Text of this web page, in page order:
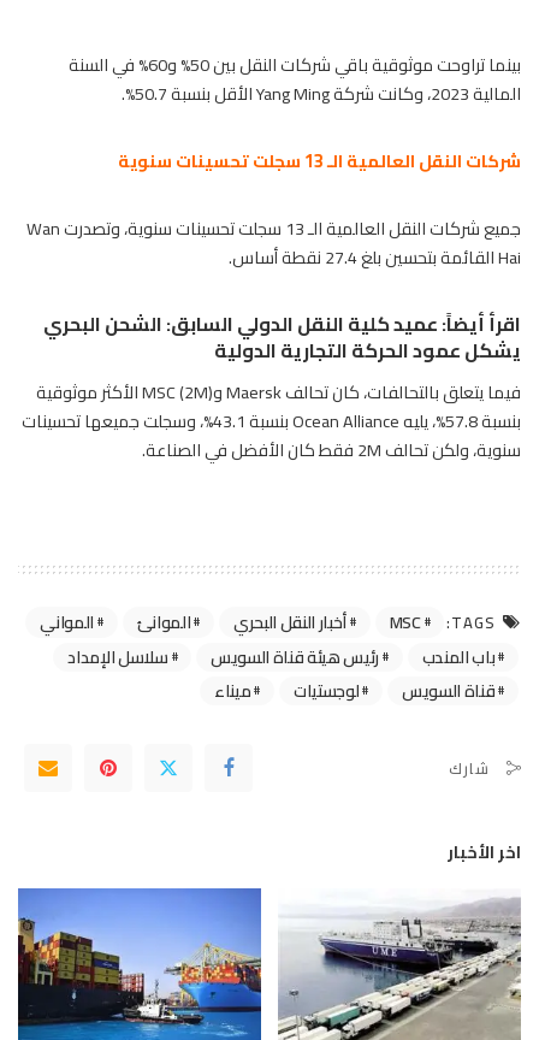
بينما تراوحت موثوقية باقي شركات النقل بين 50% و60% في السنة
المالية 2023، وكانت شركة Yang Ming الأقل بنسبة 50.7%.
شركات النقل العالمية الـ 13 سجلت تحسينات سنوية
جميع شركات النقل العالمية الـ 13 سجلت تحسينات سنوية، وتصدرت Wan
Hai القائمة بتحسين بلغ 27.4 نقطة أساس.
اقرأ أيضاً:عميد كلية النقل الدولي السابق: الشحن البحري
يشكل عمود الحركة التجارية الدولية
فيما يتعلق بالتحالفات، كان تحالف Maersk وMSC (2M) الأكثر موثوقية
بنسبة 57.8%، يليه Ocean Alliance بنسبة 43.1%، وسجلت جميعها تحسينات
سنوية، ولكن تحالف 2M فقط كان الأفضل في الصناعة.
TAGS:
MSC أخبار النقل البحري الموانئ
المواني
باب المندب
رئيس هيئة قناة السويس
سلاسل الإمداد
قناة السويس
لوجستيات ميناء
شارك
اخر الأخبار